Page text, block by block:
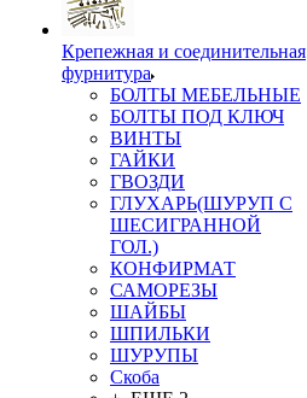
Крепежная и соединительная
фурнитура
БОЛТЫ МЕБЕЛЬНЫЕ
БОЛТЫ ПОД КЛЮЧ
ВИНТЫ
ГАЙКИ
ГВОЗДИ
ГЛУХАРЬ(ШУРУП С
ШЕСИГРАННОЙ
ГОЛ.)
КОНФИРМАТ
САМОРЕЗЫ
ШАЙБЫ
ШПИЛЬКИ
ШУРУПЫ
Скоба